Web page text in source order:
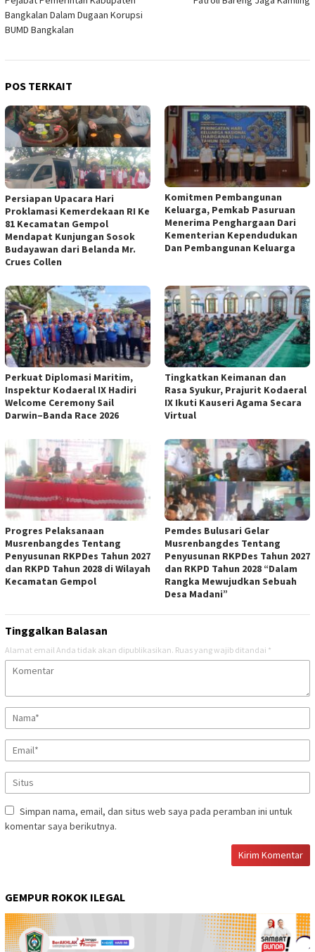
Bangkalan Dalam Dugaan Korupsi
BUMD Bangkalan
POS TERKAIT
Persiapan Upacara Hari
Proklamasi Kemerdekaan RI Ke
81 Kecamatan Gempol
Mendapat Kunjungan Sosok
Budayawan dari Belanda Mr.
Crues Collen
Komitmen Pembangunan
Keluarga, Pemkab Pasuruan
Menerima Penghargaan Dari
Kementerian Kependudukan
Dan Pembangunan Keluarga
Perkuat Diplomasi Maritim,
Inspektur Kodaeral IX Hadiri
Welcome Ceremony Sail
Darwin–Banda Race 2026
Tingkatkan Keimanan dan
Rasa Syukur, Prajurit Kodaeral
IX Ikuti Kauseri Agama Secara
Virtual
Progres Pelaksanaan
Musrenbangdes Tentang
Penyusunan RKPDes Tahun 2027
dan RKPD Tahun 2028 di Wilayah
Kecamatan Gempol
Pemdes Bulusari Gelar
Musrenbangdes Tentang
Penyusunan RKPDes Tahun 2027
dan RKPD Tahun 2028 “Dalam
Rangka Mewujudkan Sebuah
Desa Madani”
Tinggalkan Balasan
Alamat email Anda tidak akan dipublikasikan. Ruas yang wajib ditandai *
Simpan nama, email, dan situs web saya pada peramban ini untuk
komentar saya berikutnya.
GEMPUR ROKOK ILEGAL